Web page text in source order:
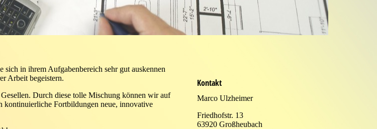
in ihrem Aufgabenbereich sehr gut auskennen
Arbeit begeistern.
Durch diese tolle Mischung können wir auf
kontinuierliche Fortbildungen neue, innovative
Kontakt
Marco Ulzheimer
Friedhofstr. 13
63920 Großheubach